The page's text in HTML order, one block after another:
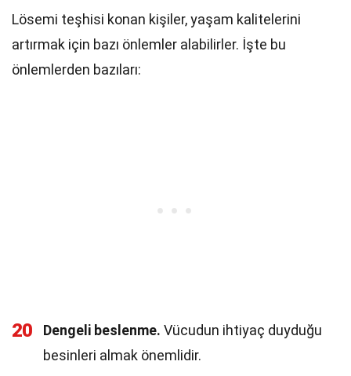
Lösemi teşhisi konan kişiler, yaşam kalitelerini
artırmak için bazı önlemler alabilirler. İşte bu
önlemlerden bazıları:
20 Dengeli beslenme. Vücudun ihtiyaç duyduğu
besinleri almak önemlidir.